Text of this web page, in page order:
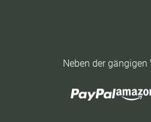
Neben der